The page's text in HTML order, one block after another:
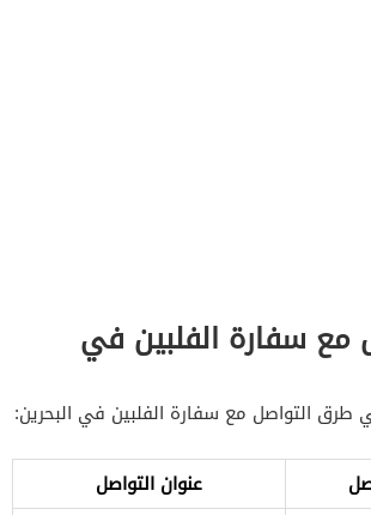
مع سفارة الفلبين في
طرق التواصل مع سفارة الفلبين في البحرين:
عنوان التواصل